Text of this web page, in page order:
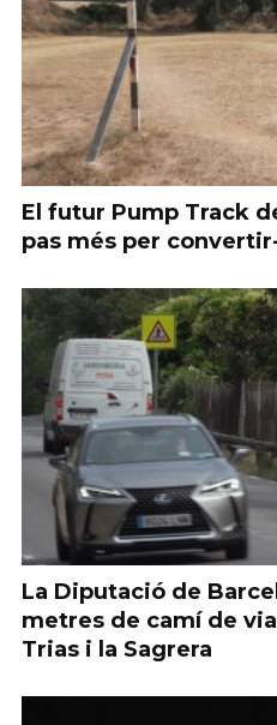
El futur Pump Track
pas més per
La Diputació de
metres de camí de
Trias i la Sagrera